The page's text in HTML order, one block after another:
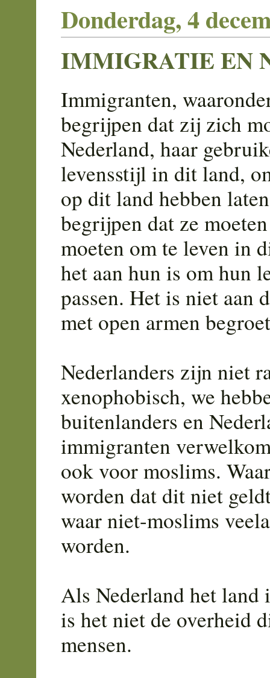
Donderdag, 4
IMMIGRATIE EN
Immigranten,
begrijpen dat zij zich
Nederland, haar
levensstijl in dit land,
op dit land hebben
begrijpen dat ze
moeten om te leven in
het aan hun is om hun
passen. Het is niet aan
met open armen
Nederlanders zijn niet
xenophobisch, we
buitenlanders en
immigranten
ook voor moslims.
worden dat dit niet
waar niet-moslims
worden.
Als Nederland het land
is het niet de overheid
mensen.